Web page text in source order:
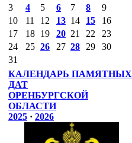
3
4 5 6 7 8
9
10
11 12 13 14 15
16
17
18 19 20 21 22
23
24
25 26 27 28 29
30
31
КАЛЕНДАРЬ ПАМЯТНЫХ
ДАТ
ОРЕНБУРГСКОЙ
ОБЛАСТИ
2025 · 2026